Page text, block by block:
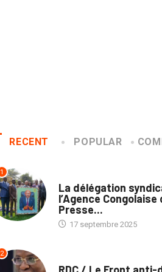
RECENT POPULAR
1
La délégation
l’Agence Congolaise
Presse...
17 septembre 2025
2